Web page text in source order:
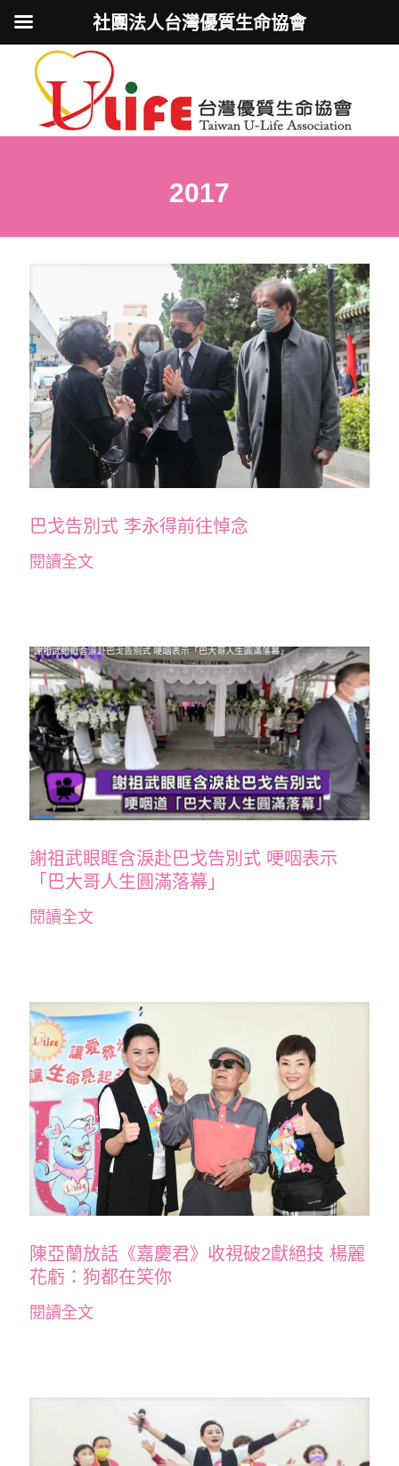
2017
巴戈告別式 李永得前往悼念
閱讀全文
謝祖武眼眶含淚赴巴戈告別式 哽咽表示
「巴大哥人生圓滿落幕」
閱讀全文
陳亞蘭放話《嘉慶君》收視破2獻絕技 楊麗
花虧：狗都在笑你
閱讀全文
社團法人台灣優質生命協會